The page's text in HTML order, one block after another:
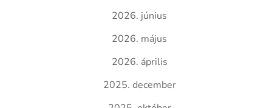
2026. június
2026. május
2026. április
2025. december